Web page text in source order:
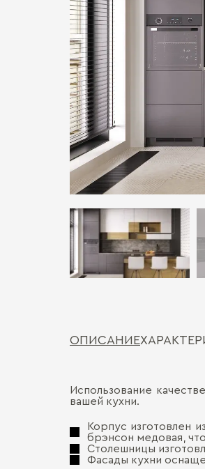
ОПИСАНИЕ
Использование
вашей кухни.
Корпус изготовлен
брэнсон медовая,
Столешницы
Фасады кухни